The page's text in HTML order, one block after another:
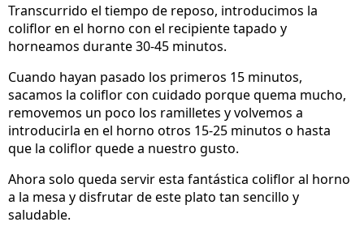
Transcurrido el tiempo de reposo, introducimos la
coliflor en el horno con el recipiente tapado y
horneamos durante 30-45 minutos.
Cuando hayan pasado los primeros 15 minutos,
sacamos la coliflor con cuidado porque quema mucho,
removemos un poco los ramilletes y volvemos a
introducirla en el horno otros 15-25 minutos o hasta
que la coliflor quede a nuestro gusto.
Ahora solo queda servir esta fantástica coliflor al horno
a la mesa y disfrutar de este plato tan sencillo y
saludable.